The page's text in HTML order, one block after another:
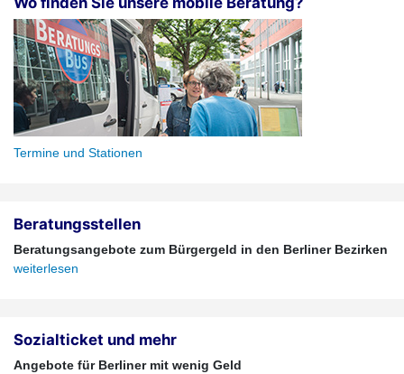
Termine und Stationen
Beratungsstellen
Beratungsangebote zum Bürgergeld in den Berliner Bezirken
weiterlesen
Sozialticket und mehr
Angebote für Berliner mit wenig Geld